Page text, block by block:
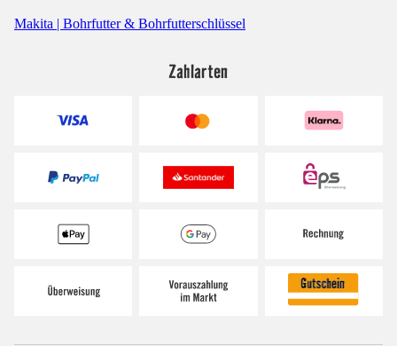
Makita | Bohrfutter & Bohrfutterschlüssel
Zahlarten